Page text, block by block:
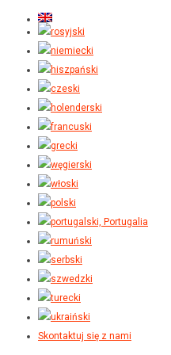
Skontaktuj się z nami